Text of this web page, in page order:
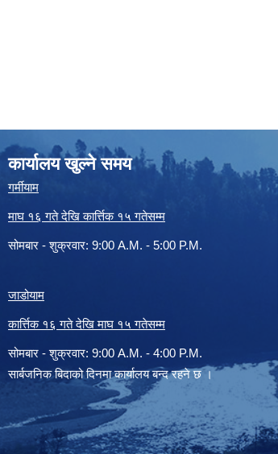
कार्यालय खुल्ने समय
गर्मीयाम
माघ १६ गते देखि कार्त्तिक १५ गतेसम्म
सोमबार - शुक्रवार: 9:00 A.M. - 5:00 P.M.
जाडोयाम
कार्त्तिक १६ गते देखि माघ १५ गतेसम्म
सोमबार - शुक्रवार: 9:00 A.M. - 4:00 P.M.
सार्बजनिक बिदाको दिनमा कार्यालय बन्द रहने छ ।